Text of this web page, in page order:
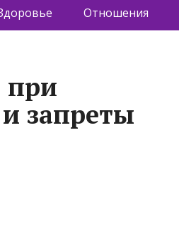
Отношения
при
запреты